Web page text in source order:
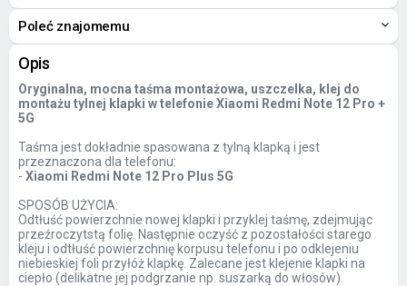
Poleć znajomemu
Opis
Oryginalna, mocna taśma montażowa, uszczelka, klej do
montażu tylnej klapki w telefonie Xiaomi Redmi Note 12 Pro +
5G
Taśma jest dokładnie spasowana z tylną klapką i jest
przeznaczona dla telefonu:
- Xiaomi Redmi Note 12 Pro Plus 5G
SPOSÓB UŻYCIA:
Odtłuść powierzchnie nowej klapki i przyklej taśmę, zdejmując
przeźroczytstą folię. Następnie oczyść z pozostałości starego
kleju i odtłuść powierzchnię korpusu telefonu i po odklejeniu
niebieskiej foli przyłóż klapkę. Zalecane jest klejenie klapki na
ciepło (delikatne jej podgrzanie np. suszarką do włosów).